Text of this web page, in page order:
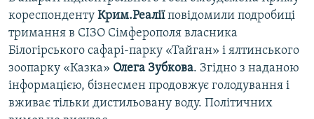
Усі сайти RFE/RL
кореспонденту Крим.Реаліїповідомили подробиці
тримання в СІЗО Сімферополя власника
Білогірського сафарі-парку «Тайган» і ялтинського
зоопарку «Казка» Олега Зубкова. Згідно з наданою
інформацією, бізнесмен продовжує голодування і
вживає тільки дистильовану воду. Політичних